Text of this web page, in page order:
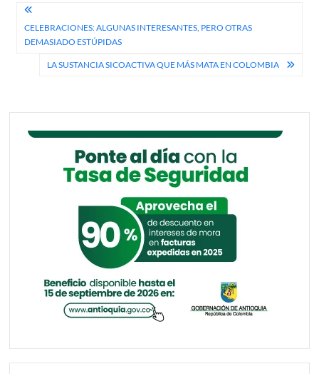
Navegación
de
entradas
CELEBRACIONES: ALGUNAS INTERESANTES, PERO OTRAS
DEMASIADO ESTÚPIDAS
LA SUSTANCIA SICOACTIVA QUE MÁS MATA EN COLOMBIA